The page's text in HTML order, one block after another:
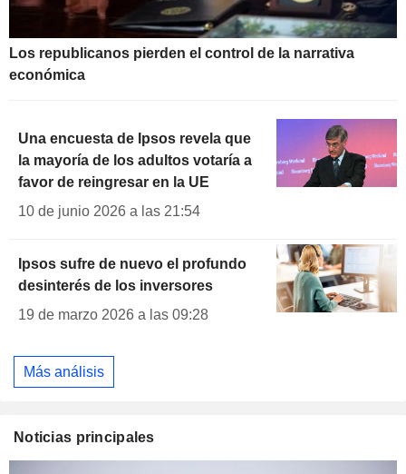
Los republicanos pierden el control de la narrativa
económica
Una encuesta de Ipsos revela que
la mayoría de los adultos votaría a
favor de reingresar en la UE
10 de junio 2026 a las 21:54
Ipsos sufre de nuevo el profundo
desinterés de los inversores
19 de marzo 2026 a las 09:28
Más análisis
Noticias principales